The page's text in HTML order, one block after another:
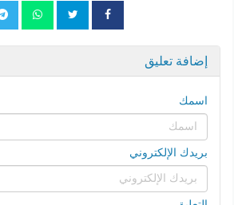
إضافة تعليق
اسمك
بريدك الإلكتروني